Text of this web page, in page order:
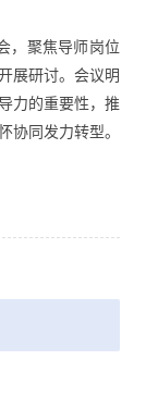
，聚焦导师岗位
展研讨。会议明
力的重要性，推
协同发力转型。